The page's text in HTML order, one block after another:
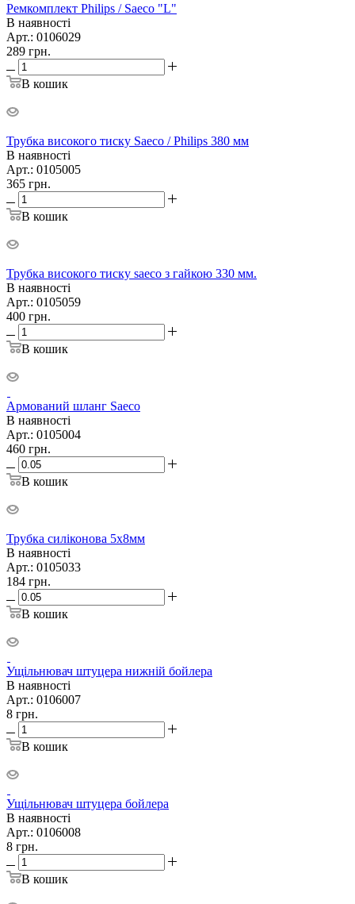
Ремкомплект Philips / Saeco "L"
В наявності
Арт.: 0106029
289 грн.
В кошик
Трубка високого тиску Saeco / Philips 380 мм
В наявності
Арт.: 0105005
365 грн.
В кошик
Трубка високого тиску saeco з гайкою 330 мм.
В наявності
Арт.: 0105059
400 грн.
В кошик
Армований шланг Saeco
В наявності
Арт.: 0105004
460 грн.
В кошик
Трубка силіконова 5х8мм
В наявності
Арт.: 0105033
184 грн.
В кошик
Ущільнювач штуцера нижній бойлера
В наявності
Арт.: 0106007
8 грн.
В кошик
Ущільнювач штуцера бойлера
В наявності
Арт.: 0106008
8 грн.
В кошик